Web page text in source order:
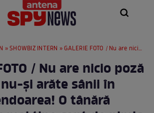
»SHOWBIZ INTERN » GALERIE FOTO / Nu are nicio poză în care să nu-și arăte sânii în toată splendoarea! O tânără celebră nu mai ține cont de nimic și arată totul pe internet!
/ Nu are nicio poză
și arăte sânii în
O tânără